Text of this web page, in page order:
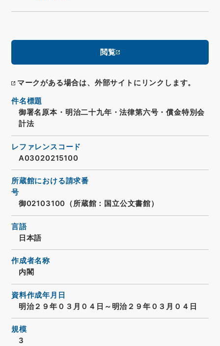
閲覧
マークがある場合は、外部サイトにリンクします。
件名標題
御署名原本・明治二十九年・法律第六号・償金特別会
計法
レファレンスコード
A03020215100
所蔵館における請求番
号
御02103100（所蔵館：国立公文書館）
言語
日本語
作成者名称
内閣
資料作成年月日
明治２９年０３月０４日～明治２９年０３月０４日
規模
3